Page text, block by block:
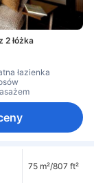
2 łóżka
łazienka
75 m²/807 ft²